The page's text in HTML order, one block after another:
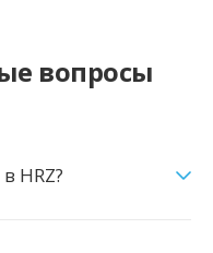
вопросы
HRZ?